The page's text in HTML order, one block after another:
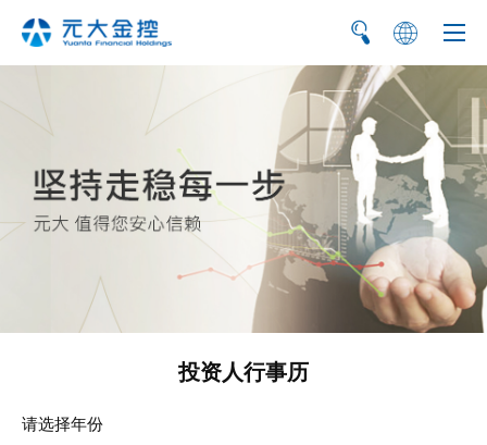
繁 EN
投资人行事历
请选择年份